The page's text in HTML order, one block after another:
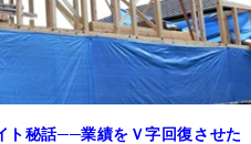
ト秘話──業績をＶ字回復させた